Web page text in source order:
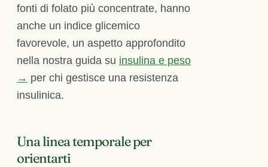
fonti di folato più concentrate, hanno
anche un indice glicemico
favorevole, un aspetto approfondito
nella nostra guida su insulina e peso
→ per chi gestisce una resistenza
insulinica.
Una linea temporale per
orientarti